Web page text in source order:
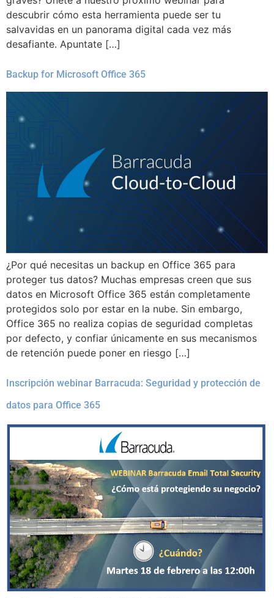
descubrir cómo esta herramienta puede ser tu
salvavidas en un panorama digital cada vez más
desafiante. Apuntate […]
Backup for Microsoft Office 365
¿Por qué necesitas un backup en Office 365 para
proteger tus datos? Muchas empresas creen que sus
datos en Microsoft Office 365 están completamente
protegidos solo por estar en la nube. Sin embargo,
Office 365 no realiza copias de seguridad completas
por defecto, y confiar únicamente en sus mecanismos
de retención puede poner en riesgo […]
Inscripción webinar Barracuda: Seguridad y protección de
datos para Office 365